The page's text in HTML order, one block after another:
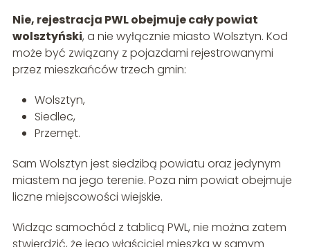
Nie, rejestracja PWL obejmuje cały powiat
wolsztyński, a nie wyłącznie miasto Wolsztyn. Kod
może być związany z pojazdami rejestrowanymi
przez mieszkańców trzech gmin:
Wolsztyn,
Siedlec,
Przemęt.
Sam Wolsztyn jest siedzibą powiatu oraz jedynym
miastem na jego terenie. Poza nim powiat obejmuje
liczne miejscowości wiejskie.
Widząc samochód z tablicą PWL, nie można zatem
stwierdzić, że jego właściciel mieszka w samym